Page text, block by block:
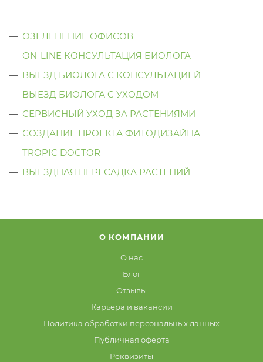
ОЗЕЛЕНЕНИЕ ОФИСОВ
ON-LINE КОНСУЛЬТАЦИЯ БИОЛОГА
ВЫЕЗД БИОЛОГА С КОНСУЛЬТАЦИЕЙ
ВЫЕЗД БИОЛОГА C УХОДОМ
СЕРВИСНЫЙ УХОД ЗА РАСТЕНИЯМИ
СОЗДАНИЕ ПРОЕКТА ФИТОДИЗАЙНА
TROPIC DOCTOR
ВЫЕЗДНАЯ ПЕРЕСАДКА РАСТЕНИЙ
О КОМПАНИИ
О нас
Блог
Отзывы
Карьера и вакансии
Политика обработки персональных данных
Публичная оферта
Реквизиты